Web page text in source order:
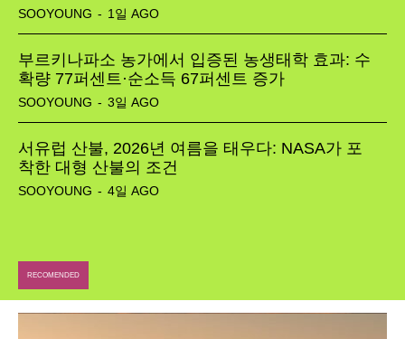
SOOYOUNG - 1일 AGO
부르키나파소 농가에서 입증된 농생태학 효과: 수
확량 77퍼센트·순소득 67퍼센트 증가
SOOYOUNG - 3일 AGO
서유럽 산불, 2026년 여름을 태우다: NASA가 포
착한 대형 산불의 조건
SOOYOUNG - 4일 AGO
RECOMENDED